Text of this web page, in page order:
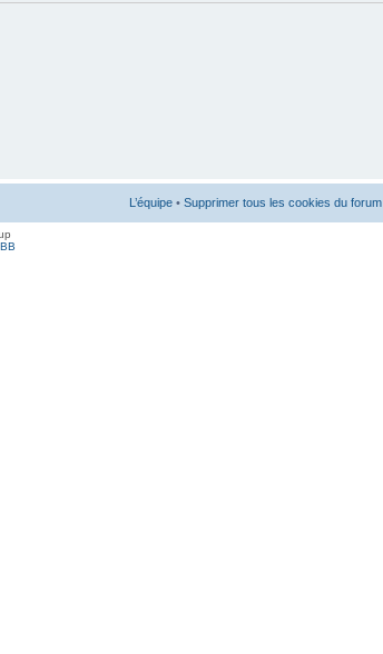
L’équipe • Supprimer tous les cookies du forum